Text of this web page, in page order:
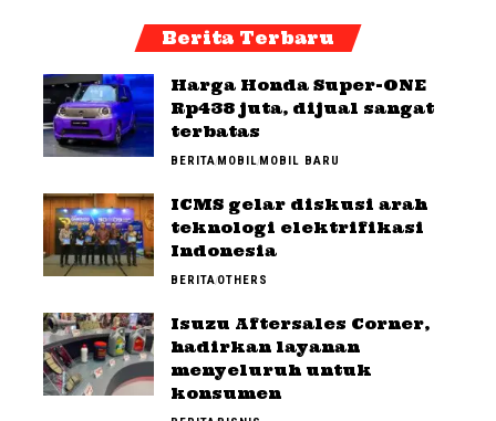
Berita Terbaru
Harga Honda Super-ONE
Rp438 juta, dijual sangat
terbatas
BERITAMOBILMOBIL BARU
ICMS gelar diskusi arah
teknologi elektrifikasi
Indonesia
BERITAOTHERS
Isuzu Aftersales Corner,
hadirkan layanan
menyeluruh untuk
konsumen